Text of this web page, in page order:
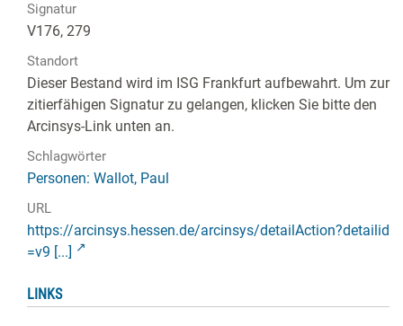
Signatur
V176, 279
Standort
Dieser Bestand wird im ISG Frankfurt aufbewahrt. Um zur
zitierfähigen Signatur zu gelangen, klicken Sie bitte den
Arcinsys-Link unten an.
Schlagwörter
Personen: Wallot, Paul
URL
https://arcinsys.hessen.de/arcinsys/detailAction?detailid
=v9 [...]
LINKS